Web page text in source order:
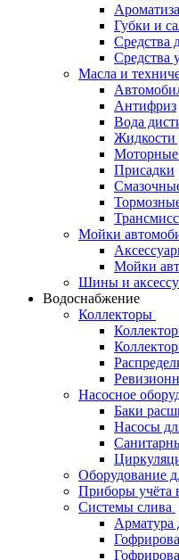
Губки и
Средства
Средства
Масла и
Антифриз
Вода
Жидкости
Моторные
Присадки
Мойки
Мойки
Шины и
Водоснабжение
Коллекторы
Насосное
Баки
Насосы
Оборудование
Приборы учёта
Системы слива
Арматура